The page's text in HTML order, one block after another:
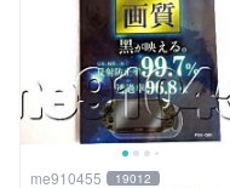
me910455 19012